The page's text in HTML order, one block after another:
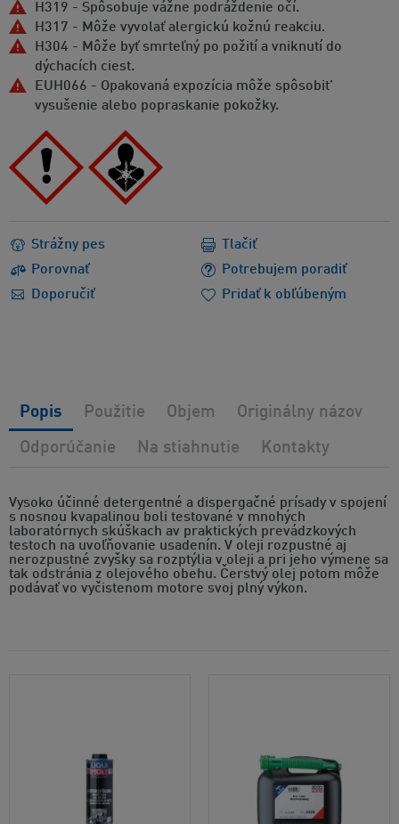
H319 - Spôsobuje vážne podráždenie očí.
H317 - Môže vyvolať alergickú kožnú reakciu.
H304 - Môže byť smrteľný po požití a vniknutí do
dýchacích ciest.
EUH066 - Opakovaná expozícia môže spôsobit’
vysušenie alebo popraskanie pokožky.
Strážny pes
Porovnať
Potrebujem poradiť
Doporučiť
Tlačiť
Pridať k obľúbeným
Vysoko účinné detergentné a dispergačné prísady v spojení
s nosnou kvapalinou boli testované v mnohých
laboratórnych skúškach av praktických prevádzkových
testoch na uvoľňovanie usadenín. V oleji rozpustné aj
nerozpustné zvyšky sa rozptýlia v oleji a pri jeho výmene sa
tak odstránia z olejového obehu. Čerstvý olej potom môže
podávať vo vyčistenom motore svoj plný výkon.
Popis Použitie Objem Originálny názov
Odporúčanie Na stiahnutie Kontakty